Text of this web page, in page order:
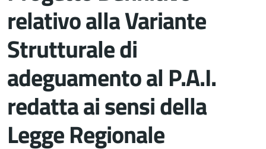
relativo alla Variante
Strutturale di
adeguamento al P.A.I.
redatta ai sensi della
Legge Regionale